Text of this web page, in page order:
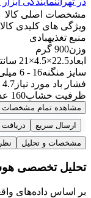
مشخصات اصلی کالا
ویژگی های کلیدی کالا
منبع تغذیهبادی
وزن900 گرم
ابعاد22.5×4.5×21 سانتی متر
سایز منگنه16 - 6 میلی‌متر
فشار باد مورد نیاز 4.7 بار
ظرفیت خشاب160 عدد
مشاهده تمام مشخصات
ارسال سریع
مشخصات و تحلیل
تحلیل تخصصی
بر اساس داده‌های